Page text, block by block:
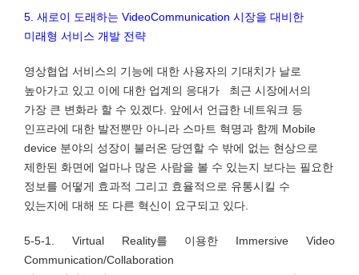
5. 새로이 도래하는 VideoCommunication 시장을 대비한
미래형 서비스 개발 전략
영상협업 서비스의 기능에 대한 사용자의 기대치가 날로
높아가고 있고 이에 대한 업계의 응대가 최근 시장에서의
가장 큰 변화라 할 수 있겠다. 앞에서 언급한 네트워크 등
인프라에 대한 발전뿐만 아니라 스마트 혁명과 함께 Mobile
device 분야의 성장이 불러온 당연할 수 밖에 없는 현상으로
제한된 화면에 얼마나 많은 사람을 볼 수 있는지 보다는 필요한
정보를 어떻게 효과적 그리고 효율적으로 유통시킬 수
있는지에 대해 또 다른 혁신이 요구되고 있다.
5-5-1. Virtual Reality를 이용한 Immersive Video
Communication/Collaboration